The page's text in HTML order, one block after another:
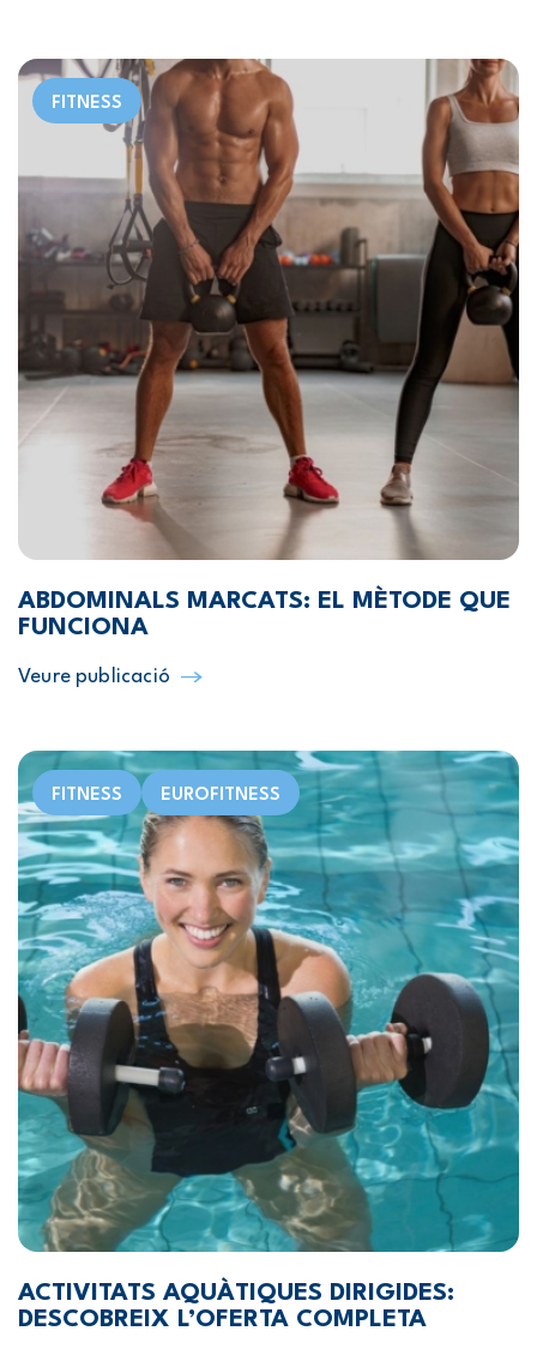
FITNESS
ABDOMINALS MARCATS: EL MÈTODE QUE
FUNCIONA
Veure publicació
FITNESS EUROFITNESS
ACTIVITATS AQUÀTIQUES DIRIGIDES:
DESCOBREIX L’OFERTA COMPLETA